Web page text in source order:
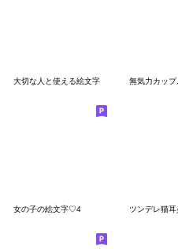
大切な人と使える絵文字 無気力カッ
女の子の絵文字♡4